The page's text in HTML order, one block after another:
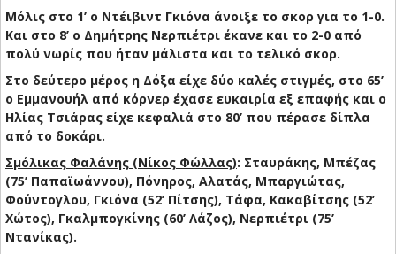
Μόλις στο 1’ ο Ντέιβιντ Γκιόνα άνοιξε το σκορ για το 1-0.
Και στο 8’ ο Δημήτρης Νερπιέτρι έκανε και το 2-0 από
πολύ νωρίς που ήταν μάλιστα και το τελικό σκορ.
Στο δεύτερο μέρος η Δόξα είχε δύο καλές στιγμές, στο 65’
ο Εμμανουήλ από κόρνερ έχασε ευκαιρία εξ επαφής και ο
Ηλίας Τσιάρας είχε κεφαλιά στο 80’ που πέρασε δίπλα
από το δοκάρι.
Σμόλικας Φαλάνης (Νίκος Φώλλας): Σταυράκης, Μπέζας
(75’ Παπαϊωάννου), Πόνηρος, Αλατάς, Μπαργιώτας,
Φούντογλου, Γκιόνα (52’ Πίτσης), Τάφα, Κακαβίτσης (52’
Χώτος), Γκαλμπογκίνης (60’ Λάζος), Νερπιέτρι (75’
Ντανίκας).